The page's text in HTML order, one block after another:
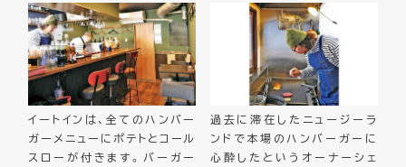
イートインは、全てのハンバー
ガーメニューにポテトとコール
スローが付きます。バーガー
過去に滞在したニュージーラ
ンドで本場のハンバーガーに
心酔したというオーナーシェ